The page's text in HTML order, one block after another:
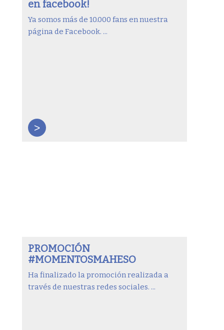
en facebook!
Ya somos más de 10.000 fans en nuestra
página de Facebook. ...
>
PROMOCIÓN
#MOMENTOSMAHESO
Ha finalizado la promoción realizada a
través de nuestras redes sociales. ...